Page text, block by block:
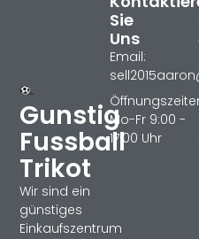
Gunstig
Fussball
Trikot
Wir sind ein
günstiges
Einkaufszentrum
Sie
Uns
Email:
Mo-Fr 9:00 -
17:00 Uhr